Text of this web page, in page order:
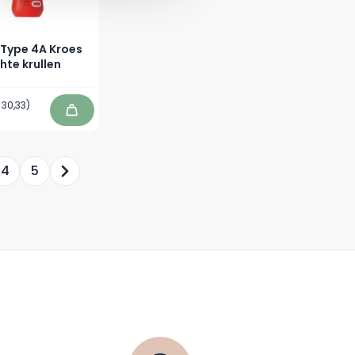
4A Kroes
krullen
)
In winkelwagen
pagina
4 Pagina
5